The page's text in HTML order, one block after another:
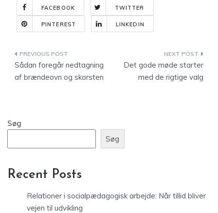
FACEBOOK TWITTER
PINTEREST LINKEDIN
Indlægsnavigation
Sådan foregår nedtagning
af brændeovn og skorsten
Det gode møde starter
med de rigtige valg
Søg
Søg
Recent Posts
Relationer i socialpædagogisk arbejde: Når tillid bliver
vejen til udvikling